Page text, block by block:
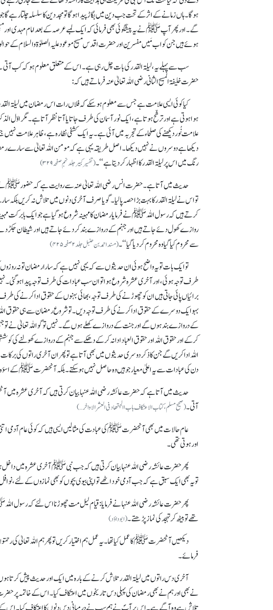
ہوگا۔ ہاں زمانے کے اثر کے تحت جب دین میں بگاڑ پیداہوگا تو مجددین کا سلسلہ چلتا رہے گا
گے۔ اور پھر آپﷺ نے یہ پیشگوئی بھی فرمائی کہ ایک لمبے عرصہ کے بعد امام مہدی اور
ہوئے ہیں جن کو اب مَیں مفسرین اور حضرت اقدس مسیح موعود علیہ الصلوٰۃ والسلام
سب سے پہلے یہ، لیلۃ القدر کی بات چل رہی ہے۔ اس کے متعلق معلوم ہوکہ کب
حضرت خلیفۃ المسیح الثانی رضی اللہ تعالیٰ عنہ فرماتے ہیں کہ :
کیاکوئی ایسی علامت ہے جس سے معلوم ہوسکے کہ فلاں رات اس رمضان میں لیلۃ
ہوا ہوتی ہے اور ترشّح ہوتاہے، ایک نور آسمان کی طرف جاتا یاآتا نظر آتاہے۔ مگر اوّل
علامت نُور دیکھنے کی صلحاء کے تجربہ میں آئی ہے۔ یہ ایک کشفی نظارہ ہے، ظاہر علامت
دیکھاہے دوسروں نے نہیں دیکھا۔ اصل طریقہ یہی ہے کہ مومن اللہ تعالیٰ سے سارے
رنگ میں اس پر لیلۃ القدر کا اظہار کر دیتاہے‘‘۔(تفسیر کبیر جلد نہم صفحہ ۳۲۹)
حدیث میں آتاہے۔ حضرت انس رضی اللہ تعالیٰ عنہ سے روایت ہے کہ حضورﷺ نے
تو اس نے لیلۃ القدر کا بہت بڑا حصہ پا لیا۔ گویا صرف آخری دنوں میں تلاش نہ کریں
کرتے ہیں کہ رسول اللہﷺ نے فرمایا رمضان کا مہینہ شروع ہو گیاہے جو ایک
روازے کھول دئے جاتے ہیں اور جہنم کے دروازے بند کردئے جاتے ہیں اور شیطان جکڑ
سے محروم کیا گیا وہ محروم کردیا گیا‘‘۔(مسند احمد بن حنبل جلد ۲ صفحہ ۴۲۵)
توایک بات تو یہ واضح ہو ئی ان حدیثوں سے کہ یہی نہیں ہے کہ سارا رمضان تو نہ
طرف توجہ ہوئی، اور آخر ی عشرہ شروع ہوا تو ان سب عبادات کی طرف توجہ پیدا
برائیاں پائی جاتی ہیں ان کو چھوڑنے کی طرف توجہ، بھائی بہنوں کے حقوق ادا کرنے
بہوایک دوسرے کے حقوق ادا کرنے کی طرف توجہ دیں۔ توشروع رمضان سے ہی حقوق اللہ اور
کے دروازے بند ہوں گے اور جنت کے دروازے کھلے ہوں گے۔ نہیں تو گواللہ تعالیٰ نے تو
کرکے اور حقوق اللہ اور حقوق العباد ادانہ کرکے دھکے سے جہنم کے دروازے کھولنے کی
اللہ ادا کریں گے جن کا ذکر دوسری حدیثوں میں بھی آتاہے تو پھر ان آخری راتوں کی
دن کی عبادات سے یہ اعلیٰ معیار جو ہیں وہ حاصل نہیں ہو سکتے۔ بلکہ آنحضرت ﷺ کے اسؤہ
حدیث میں آتاہے کہ حضرت عائشہ رضی اللہ عنہا بیان کرتی ہیں کہ آخری عشرہ
آتی۔(صحیح مسلم، کتاب الاعتکاف باب االجتھاد فی العشر الاواخر…)
عام حالات میں بھی آنحضرتﷺ کی عبادت کی مثالیں ایسی ہیں کہ کوئی عام آدمی
اور ہوتی تھی۔
پھر حضرت عائشہ رضی اللہ عنہا بیان کرتی ہیں کہ جب نبیﷺ آخری عشرہ میں داخل
تویہ بھی ایک سبق ہے کہ جب آدمی خود اٹھے تو اپنی بیوی بچوں کو بھی نمازوں کے لئے،
پھر حضرت عائشہ رضی اللہ عنہانے فرمایا : قیام لیل مت چھوڑنا اس لئے کہ
تھے توبیٹھ کر تہجد کی نماز پڑھتے۔(ابوداؤد )
دیکھیں آنحضرتﷺ کا عمل کیا تھا۔ یہ عمل ہم اختیار کریں تو پھر ہم اللہ تعالیٰ کی
فرمائے۔
آخری دس راتوں میں لیلۃالقدر تلاش کرنے کے بارہ میں ایک اور حدیث پیش
نے بھی اور ہم نے بھی رمضان کی پہلی دس تاریخوں میں اعتکاف کیا۔ اس کے خاتمہ پر